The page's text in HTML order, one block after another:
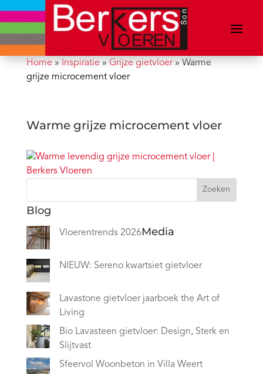
Home» Inspiratie» Grijze gietvloer» Warme
grijze microcement vloer
Warme grijze microcement vloer
Zoeken
Blog
Vloerentrends 2026
NIEUW: Sereno kwartsiet gietvloer
Lavastone gietvloer jaarboek the Art of
Living
Bio Lavasteen gietvloer: Design, Sterk en
Slijtvast
Sfeervol Woonbeton in Villa Weert
Media